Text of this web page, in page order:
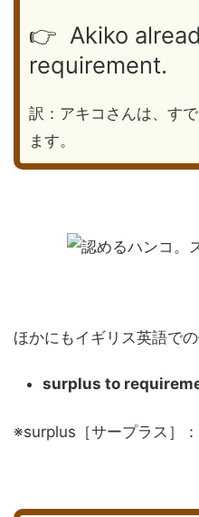
👉 Akiko
requirement.
訳：アキコさんは、す
ます。
ほかにもイギリス英語での
surplus to
※surplus［サープラス］